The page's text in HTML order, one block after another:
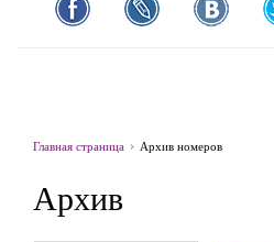
Главная страница Архив номеров
Архив